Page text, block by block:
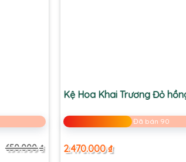
650.000₫Giá
Giá
Kệ Hoa Khai Trương Đỏ
Đã bán 90
2.470.000₫